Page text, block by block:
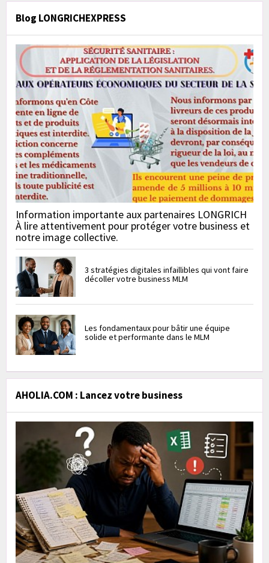
Blog LONGRICHEXPRESS
Information importante aux partenaires LONGRICH
À lire attentivement pour protéger votre business et
notre image collective.
3 stratégies digitales infaillibles qui vont faire
décoller votre business MLM
Les fondamentaux pour bâtir une équipe
solide et performante dans le MLM
AHOLIA.COM : Lancez votre business